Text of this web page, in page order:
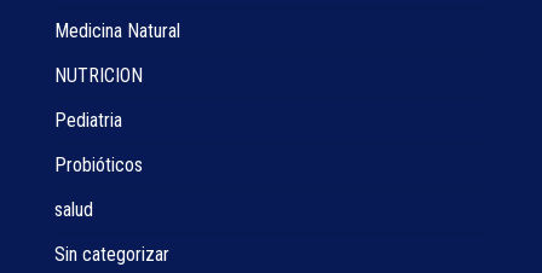
Medicina Natural
NUTRICION
Pediatria
Probióticos
salud
Sin categorizar